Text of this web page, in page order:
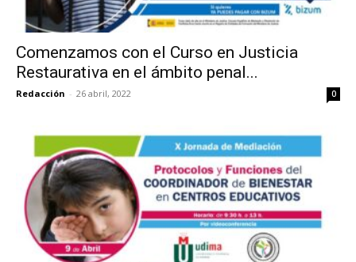
Comenzamos con el Curso en Justicia
Restaurativa en el ámbito penal...
Redacción - 26 abril, 2022 0